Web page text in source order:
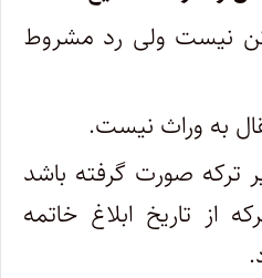
نیست ولی رد مشروط
ترکه صورت گرفته باشد
از تاریخ ابلاغ خاتمه